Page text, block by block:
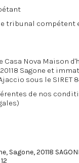
tribunal compétent
Casa Nova Maison
Sagone et
sous le SIRET
de nos
Sagone, 20118